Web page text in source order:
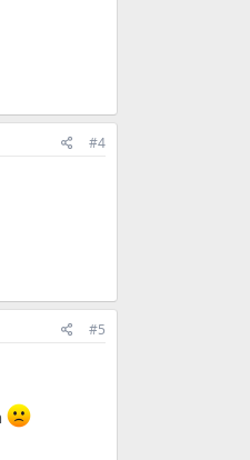
#4
#5